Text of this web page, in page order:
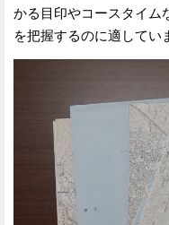
かる目印やコースタイム
を把握するのに適してい